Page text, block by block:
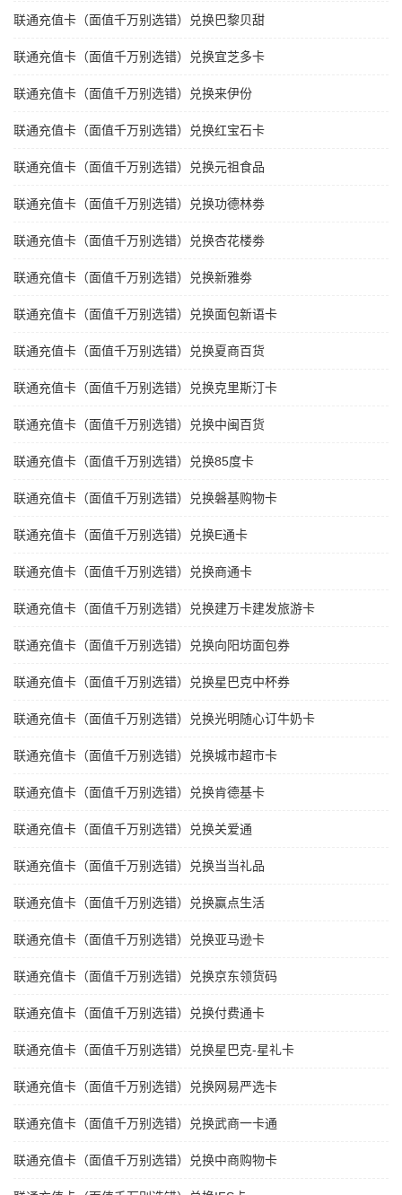
联通充值卡（面值千万别选错）兑换巴黎贝甜
联通充值卡（面值千万别选错）兑换宜芝多卡
联通充值卡（面值千万别选错）兑换来伊份
联通充值卡（面值千万别选错）兑换红宝石卡
联通充值卡（面值千万别选错）兑换元祖食品
联通充值卡（面值千万别选错）兑换功德林劵
联通充值卡（面值千万别选错）兑换杏花楼劵
联通充值卡（面值千万别选错）兑换新雅劵
联通充值卡（面值千万别选错）兑换面包新语卡
联通充值卡（面值千万别选错）兑换夏商百货
联通充值卡（面值千万别选错）兑换克里斯汀卡
联通充值卡（面值千万别选错）兑换中闽百货
联通充值卡（面值千万别选错）兑换85度卡
联通充值卡（面值千万别选错）兑换磐基购物卡
联通充值卡（面值千万别选错）兑换E通卡
联通充值卡（面值千万别选错）兑换商通卡
联通充值卡（面值千万别选错）兑换建万卡建发旅游卡
联通充值卡（面值千万别选错）兑换向阳坊面包券
联通充值卡（面值千万别选错）兑换星巴克中杯券
联通充值卡（面值千万别选错）兑换光明随心订牛奶卡
联通充值卡（面值千万别选错）兑换城市超市卡
联通充值卡（面值千万别选错）兑换肯德基卡
联通充值卡（面值千万别选错）兑换关爱通
联通充值卡（面值千万别选错）兑换当当礼品
联通充值卡（面值千万别选错）兑换赢点生活
联通充值卡（面值千万别选错）兑换亚马逊卡
联通充值卡（面值千万别选错）兑换京东领货码
联通充值卡（面值千万别选错）兑换付费通卡
联通充值卡（面值千万别选错）兑换星巴克-星礼卡
联通充值卡（面值千万别选错）兑换网易严选卡
联通充值卡（面值千万别选错）兑换武商一卡通
联通充值卡（面值千万别选错）兑换中商购物卡